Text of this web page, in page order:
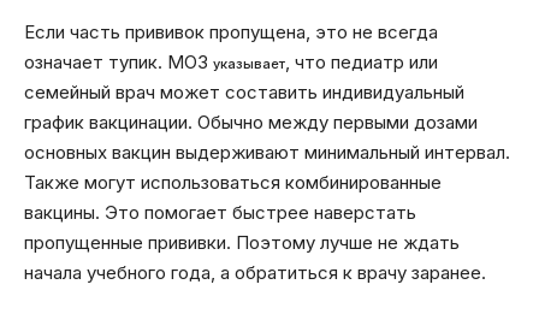
Если часть прививок пропущена, это не всегда
означает тупик. МОЗ указывает, что педиатр или
семейный врач может составить индивидуальный
график вакцинации. Обычно между первыми дозами
основных вакцин выдерживают минимальный интервал.
Также могут использоваться комбинированные
вакцины. Это помогает быстрее наверстать
пропущенные прививки. Поэтому лучше не ждать
начала учебного года, а обратиться к врачу заранее.